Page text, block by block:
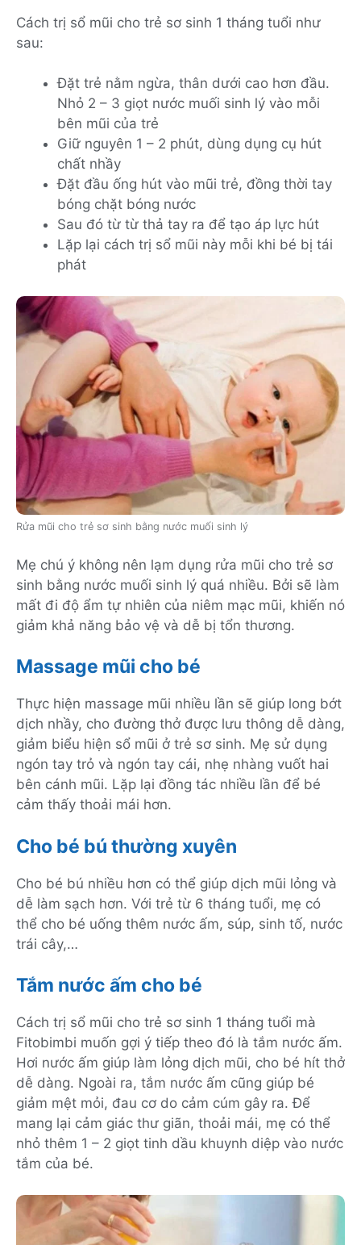
Cách trị sổ mũi cho trẻ sơ sinh 1 tháng tuổi như
sau:
Đặt trẻ nằm ngừa, thân dưới cao hơn đầu.
Nhỏ 2 – 3 giọt nước muối sinh lý vào mỗi
bên mũi của trẻ
Giữ nguyên 1 – 2 phút, dùng dụng cụ hút
chất nhầy
Đặt đầu ống hút vào mũi trẻ, đồng thời tay
bóng chặt bóng nước
Sau đó từ từ thả tay ra để tạo áp lực hút
Lặp lại cách trị sổ mũi này mỗi khi bé bị tái
phát
Rửa mũi cho trẻ sơ sinh bằng nước muối sinh lý
Mẹ chú ý không nên lạm dụng rửa mũi cho trẻ sơ
sinh bằng nước muối sinh lý quá nhiều. Bởi sẽ làm
mất đi độ ẩm tự nhiên của niêm mạc mũi, khiến nó
giảm khả năng bảo vệ và dễ bị tổn thương.
Massage mũi cho bé
Thực hiện massage mũi nhiều lần sẽ giúp long bớt
dịch nhầy, cho đường thở được lưu thông dễ dàng,
giảm biểu hiện sổ mũi ở trẻ sơ sinh. Mẹ sử dụng
ngón tay trỏ và ngón tay cái, nhẹ nhàng vuốt hai
bên cánh mũi. Lặp lại đồng tác nhiều lần để bé
cảm thấy thoải mái hơn.
Cho bé bú thường xuyên
Cho bé bú nhiều hơn có thể giúp dịch mũi lỏng và
dễ làm sạch hơn. Với trẻ từ 6 tháng tuổi, mẹ có
thể cho bé uống thêm nước ấm, súp, sinh tố, nước
trái cây,…
Tắm nước ấm cho bé
Cách trị sổ mũi cho trẻ sơ sinh 1 tháng tuổi mà
Fitobimbi muốn gợi ý tiếp theo đó là tắm nước ấm.
Hơi nước ấm giúp làm lỏng dịch mũi, cho bé hít thở
dễ dàng. Ngoài ra, tắm nước ấm cũng giúp bé
giảm mệt mỏi, đau cơ do cảm cúm gây ra. Để
mang lại cảm giác thư giãn, thoải mái, mẹ có thể
nhỏ thêm 1 – 2 giọt tinh dầu khuynh diệp vào nước
tắm của bé.